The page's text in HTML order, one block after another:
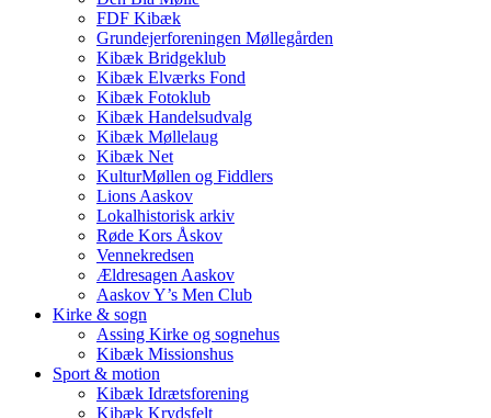
FDF Kibæk
Grundejerforeningen Møllegården
Kibæk Bridgeklub
Kibæk Elværks Fond
Kibæk Fotoklub
Kibæk Handelsudvalg
Kibæk Møllelaug
Kibæk Net
KulturMøllen og Fiddlers
Lions Aaskov
Lokalhistorisk arkiv
Røde Kors Åskov
Vennekredsen
Ældresagen Aaskov
Aaskov Y’s Men Club
Kirke & sogn
Assing Kirke og sognehus
Kibæk Missionshus
Sport & motion
Kibæk Idrætsforening
Kibæk Krydsfelt